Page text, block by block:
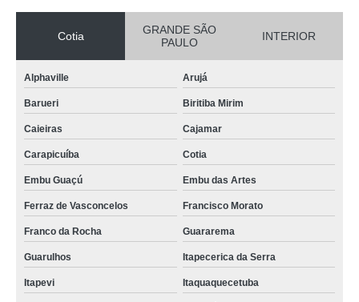
Cotia
GRANDE SÃO
PAULO
INTERIOR
Alphaville Arujá
Barueri Biritiba Mirim
Caieiras Cajamar
Carapicuíba Cotia
Embu Guaçú Embu das Artes
Ferraz de Vasconcelos Francisco Morato
Franco da Rocha Guararema
Guarulhos Itapecerica da Serra
Itapevi Itaquaquecetuba